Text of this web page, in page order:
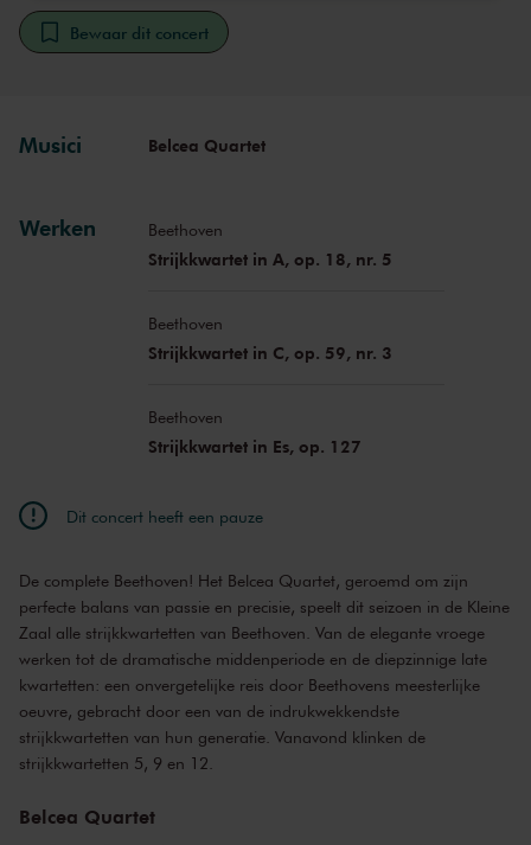
Bewaar dit concert
Musici Belcea Quartet
Werken Beethoven
Strijkkwartet in A, op. 18, nr. 5
Beethoven
Strijkkwartet in C, op. 59, nr. 3
Beethoven
Strijkkwartet in Es, op. 127
Dit concert heeft een pauze
De complete Beethoven! Het Belcea Quartet, geroemd om zijn
perfecte balans van passie en precisie, speelt dit seizoen in de Kleine
Zaal alle strijkkwartetten van Beethoven. Van de elegante vroege
werken tot de dramatische middenperiode en de diepzinnige late
kwartetten: een onvergetelijke reis door Beethovens meesterlijke
oeuvre, gebracht door een van de indrukwekkendste
strijkkwartetten van hun generatie. Vanavond klinken de
strijkkwartetten 5, 9 en 12.
Belcea Quartet